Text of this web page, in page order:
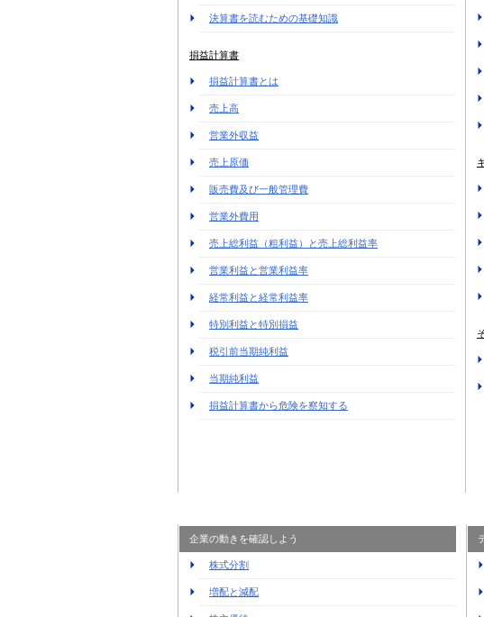
決算書を読むための基礎知識
損益計算書
損益計算書とは
売上高
営業外収益
売上原価
販売費及び一般管理費
営業外費用
売上総利益（粗利益）と売上総利益率
営業利益と営業利益率
経常利益と経常利益率
特別利益と特別損益
税引前当期純利益
当期純利益
損益計算書から危険を察知する
企業の動きを確認しよう
株式分割
増配と減配